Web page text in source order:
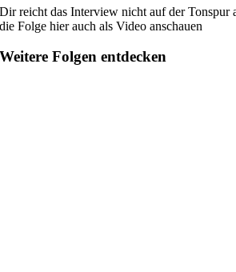
Dir reicht das Interview nicht auf der Tonspur
die Folge hier auch als Video anschauen
Weitere Folgen entdecken